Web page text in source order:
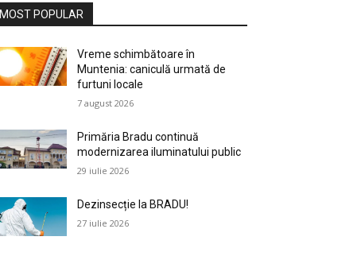
MOST POPULAR
Vreme schimbătoare în
Muntenia: caniculă urmată de
furtuni locale
7 august 2026
Primăria Bradu continuă
modernizarea iluminatului public
29 iulie 2026
Dezinsecție la BRADU!
27 iulie 2026